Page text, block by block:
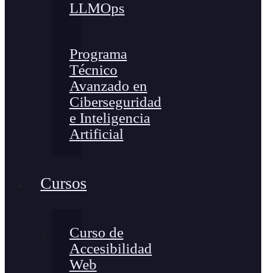
LLMOps
Programa
Técnico
Avanzado en
Ciberseguridad
e Inteligencia
Artificial
Cursos
Curso de
Accesibilidad
Web